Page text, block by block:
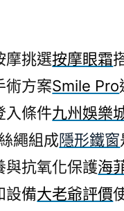
摩挑選按摩眼霜
術方案Smile Pro
入條件九州娛樂
繩組成隱形鐵窗
與抗氧化保護海
設備大老爺評價